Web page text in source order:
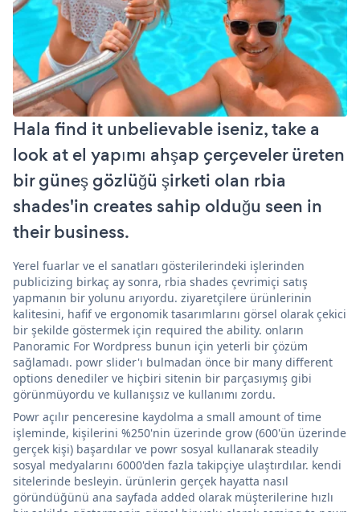
Hala find it unbelievable iseniz, take a
look at el yapımı ahşap çerçeveler üreten
bir güneş gözlüğü şirketi olan rbia
shades'in creates sahip olduğu seen in
their business.
Yerel fuarlar ve el sanatları gösterilerindeki işlerinden
publicizing birkaç ay sonra, rbia shades çevrimiçi satış
yapmanın bir yolunu arıyordu. ziyaretçilere ürünlerinin
kalitesini, hafif ve ergonomik tasarımlarını görsel olarak çekici
bir şekilde göstermek için required the ability. onların
Panoramic For Wordpress bunun için yeterli bir çözüm
sağlamadı. powr slider'ı bulmadan önce bir many different
options denediler ve hiçbiri sitenin bir parçasıymış gibi
görünmüyordu ve kullanışsız ve kullanımı zordu.
Powr açılır penceresine kaydolma a small amount of time
işleminde, kişilerini %250'nin üzerinde grow (600'ün üzerinde
gerçek kişi) başardılar ve powr sosyal kullanarak steadily
sosyal medyalarını 6000'den fazla takipçiye ulaştırdılar. kendi
sitelerinde besleyin. ürünlerin gerçek hayatta nasıl
göründüğünü ana sayfada added olarak müşterilerine hızlı